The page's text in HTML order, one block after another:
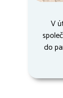
V
do